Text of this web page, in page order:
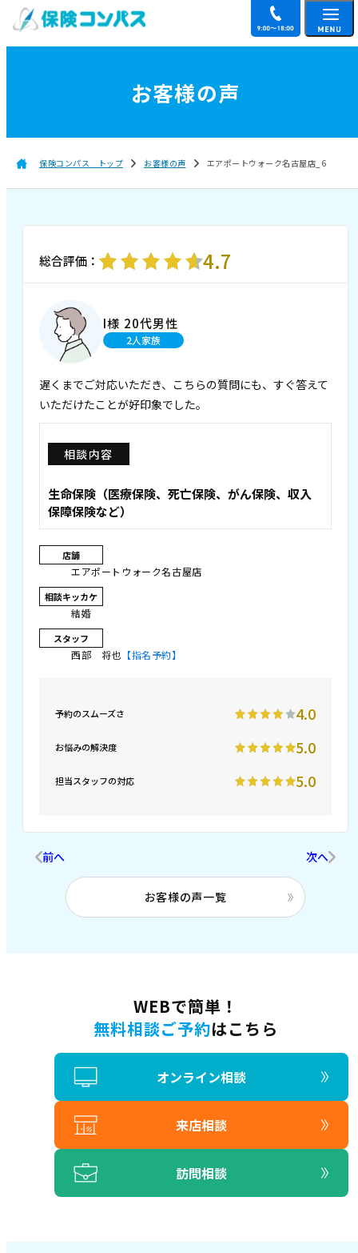
お客様の声
保険コンパス トップ お客様の声 エアポートウォーク名古屋店_6
総合評価： 4.7
I様 20代男性
2人家族
遅くまでご対応いただき、こちらの質問にも、すぐ答えて
いただけたことが好印象でした。
相談内容
生命保険（医療保険、死亡保険、がん保険、収入
保障保険など）
店舗
エアポートウォーク名古屋店
相談キッカケ
結婚
スタッフ
西部 将也 【指名予約】
予約のスムーズさ 4.0
お悩みの解決度 5.0
担当スタッフの対応 5.0
前へ
お客様の声一覧
次へ
WEBで簡単！
無料相談ご予約はこちら
オンライン相談
来店相談
訪問相談